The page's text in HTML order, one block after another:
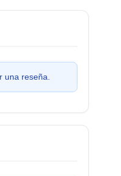
una reseña.